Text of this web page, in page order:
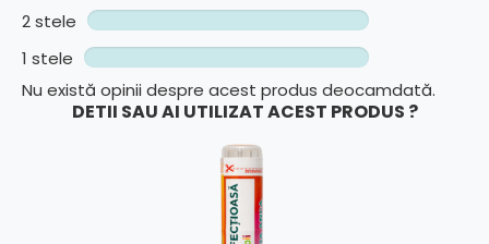
2 stele
1 stele
Nu există opinii despre acest produs deocamdată.
DETII SAU AI UTILIZAT ACEST PRODUS ?